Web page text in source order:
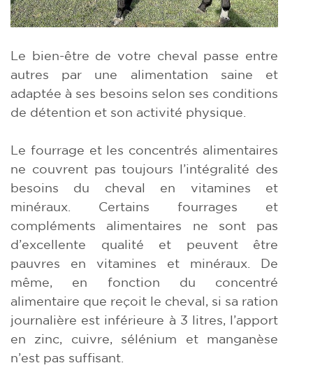
Le bien-être de votre cheval passe entre
autres par une alimentation saine et
adaptée à ses besoins selon ses conditions
de détention et son activité physique.
Le fourrage et les concentrés alimentaires
ne couvrent pas toujours l’intégralité des
besoins du cheval en vitamines et
minéraux. Certains fourrages et
compléments alimentaires ne sont pas
d’excellente qualité et peuvent être
pauvres en vitamines et minéraux. De
même, en fonction du concentré
alimentaire que reçoit le cheval, si sa ration
journalière est inférieure à 3 litres, l’apport
en zinc, cuivre, sélénium et manganèse
n’est pas suffisant.